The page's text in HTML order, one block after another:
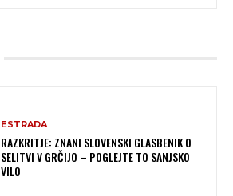
ESTRADA
RAZKRITJE: ZNANI SLOVENSKI GLASBENIK O
SELITVI V GRČIJO – POGLEJTE TO SANJSKO
VILO